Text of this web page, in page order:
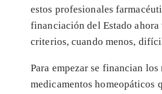
estos profesionales
financiación del Estado ahora
criterios, cuando menos,
Para empezar se financian
medicamentos homeopáticos